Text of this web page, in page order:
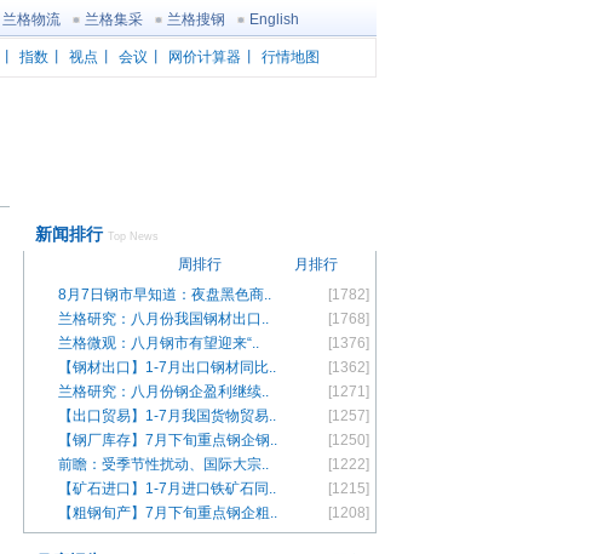
兰格物流 兰格集采 兰格搜钢 English
指数 视点 会议 网价计算器 行情地图